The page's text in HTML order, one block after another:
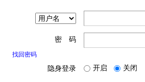
密 码
找回密码
隐身登录 开启 关闭